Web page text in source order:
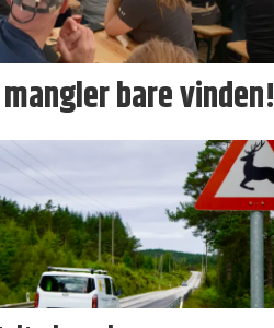
bare vinden!